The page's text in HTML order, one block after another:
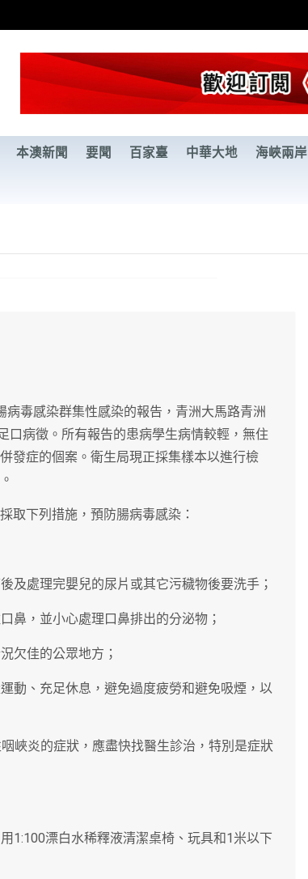
本澳新聞 要聞 百家臺 中華大地 海峽兩岸
病毒感染群集性感染的報告，青洲大馬路青洲
口病徵。所有報告的患病學生病情較輕，無住
發症的個案。衛生局現正採集樣本以進行檢
取下列措施，預防腸病毒感染：
處理完嬰兒的尿片或其它污穢物後要洗手；
鼻，並小心處理口鼻排出的分泌物；
欠佳的公眾地方；
動、充足休息，避免過度疲勞和避免吸煙，以
峽炎的症狀，應盡快找醫生診治，特別是症狀
1:100漂白水稀釋液清潔桌椅、玩具和1米以下